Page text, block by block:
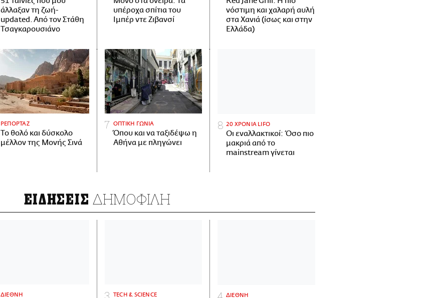
άλλαξαν τη ζωή-
updated. Aπό τον Στάθη
Τσαγκαρουσιάνο
υπέροχα σπίτια του
Ιμπέρ ντε Ζιβανσί
νόστιμη και χαλαρή αυλή
στα Χανιά (ίσως και στην
Ελλάδα)
ΡΕΠΟΡΤΑΖ
Το θολό και δύσκολο
μέλλον της Μονής Σινά
ΟΠΤΙΚΗ ΓΩΝΙΑ
Όπου και να ταξιδέψω η
Αθήνα με πληγώνει
20 ΧΡΟΝΙΑ LIFO
Οι εναλλακτικοί: Όσο πιο
μακριά από το
mainstream γίνεται
ΕΙΔΗΣΕΙΣ ΔΗΜΟΦΙΛΗ
ΔΙΕΘΝΗ ΤECH & SCIENCE ΔΙΕΘΝΗ